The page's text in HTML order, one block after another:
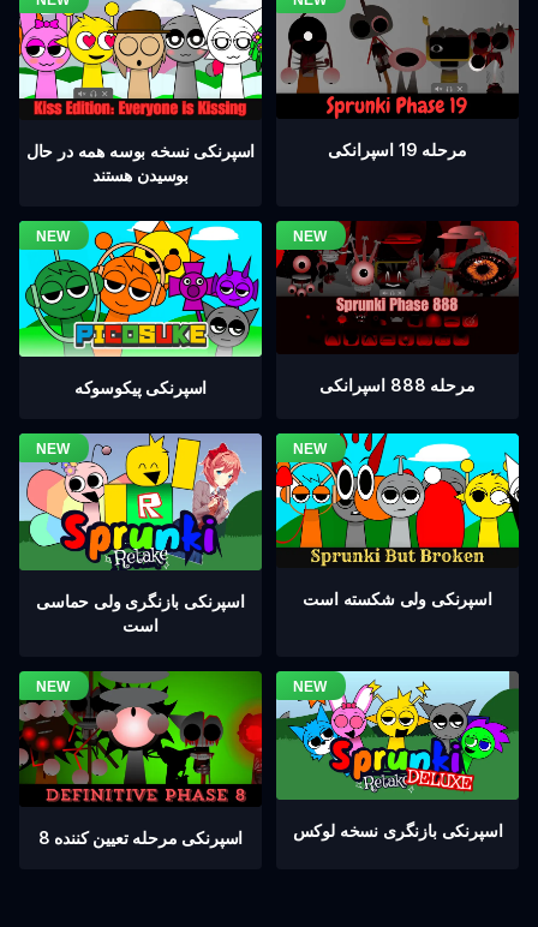
اسپرنکی نسخه بوسه همه در حال
بوسیدن هستند
مرحله 19 اسپرانکی
اسپرنکی پیکوسوکه مرحله 888 اسپرانکی
اسپرنکی بازنگری ولی حماسی
است
اسپرنکی ولی شکسته است
اسپرنکی مرحله تعیین کننده 8 اسپرنکی بازنگری نسخه لوکس